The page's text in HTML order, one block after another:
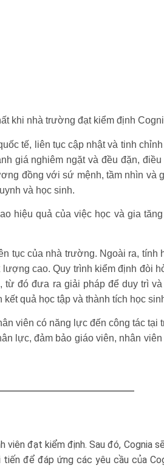
khi nhà trường đạt kiểm định
tế, liên tục cập nhật và tinh
giá nghiêm ngặt và đều đặn,
đồng với sứ mệnh, tầm nhìn và
và học sinh.
hiệu quả của việc học và gia
tục của nhà trường. Ngoài ra,
cao. Quy trình kiểm định đòi
đó đưa ra giải pháp để duy trì
quả học tập và thành tích học
viên có năng lực đến công tác
lực, đảm bảo giáo viên, nhân
đạt kiểm định. Sau đó, Cognia
để đáp ứng các yêu cầu của